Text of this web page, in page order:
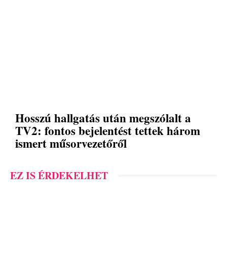
Hosszú hallgatás után megszólalt a
TV2: fontos bejelentést tettek három
ismert műsorvezetőről
EZ IS ÉRDEKELHET